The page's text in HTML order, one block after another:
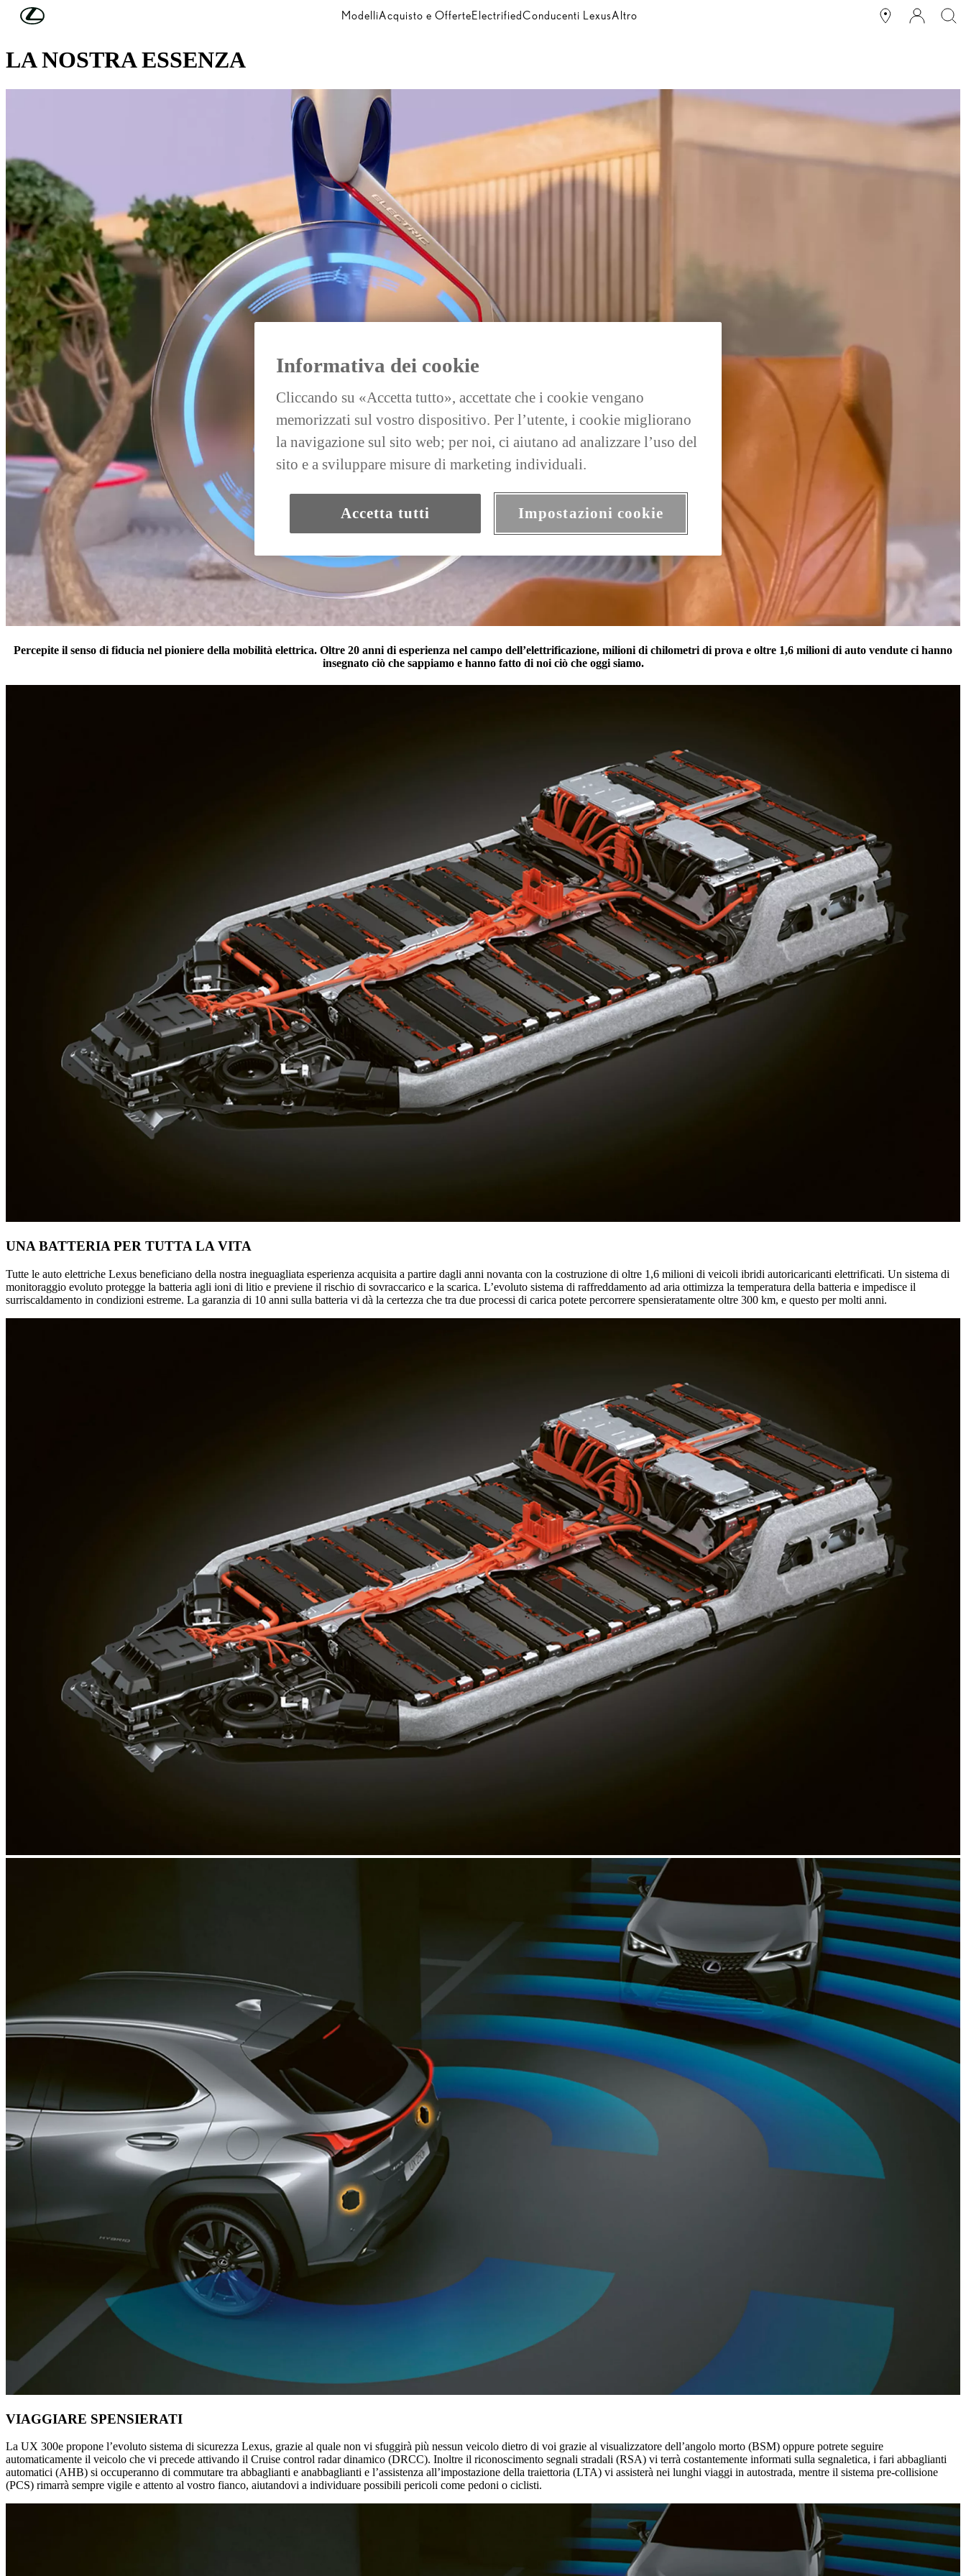
Skip to Main Content ModelliAcquisto e OfferteElectrifiedConducenti LexusAltro
ESPERIENZE ELETTRIZZANTI
LA NOSTRA ESSENZA
Percepite il senso di fiducia nel pioniere della mobilità elettrica. Oltre 20 anni di esperienza nel campo dell’elettrificazione, milioni di chilometri di prova e oltre 1,6 milioni di auto vendute ci hanno
insegnato ciò che sappiamo e hanno fatto di noi ciò che oggi siamo.
UNA BATTERIA PER TUTTA LA VITA
Tutte le auto elettriche Lexus beneficiano della nostra ineguagliata esperienza acquisita a partire dagli anni novanta con la costruzione di oltre 1,6 milioni di veicoli ibridi autoricaricanti elettrificati. Un sistema di
monitoraggio evoluto protegge la batteria agli ioni di litio e previene il rischio di sovraccarico e la scarica. L’evoluto sistema di raffreddamento ad aria ottimizza la temperatura della batteria e impedisce il
surriscaldamento in condizioni estreme. La garanzia di 10 anni sulla batteria vi dà la certezza che tra due processi di carica potete percorrere spensieratamente oltre 300 km, e questo per molti anni.
VIAGGIARE SPENSIERATI
La UX 300e propone l’evoluto sistema di sicurezza Lexus, grazie al quale non vi sfuggirà più nessun veicolo dietro di voi grazie al visualizzatore dell’angolo morto (BSM) oppure potrete seguire
automaticamente il veicolo che vi precede attivando il Cruise control radar dinamico (DRCC). Inoltre il riconoscimento segnali stradali (RSA) vi terrà costantemente informati sulla segnaletica, i fari abbaglianti
automatici (AHB) si occuperanno di commutare tra abbaglianti e anabbaglianti e l’assistenza all’impostazione della traiettoria (LTA) vi assisterà nei lunghi viaggi in autostrada, mentre il sistema pre-collisione
(PCS) rimarrà sempre vigile e attento al vostro fianco, aiutandovi a individuare possibili pericoli come pedoni o ciclisti.
Informativa dei cookie
Cliccando su «Accetta tutto», accettate che i cookie vengano
memorizzati sul vostro dispositivo. Per l’utente, i cookie migliorano
la navigazione sul sito web; per noi, ci aiutano ad analizzare l’uso del
sito e a sviluppare misure di marketing individuali.
Accetta tutti Impostazioni cookie